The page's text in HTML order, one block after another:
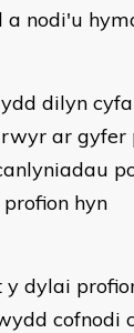
a nodi'u
dilyn
ar gyfer
hyn
y dylai
cofnodi